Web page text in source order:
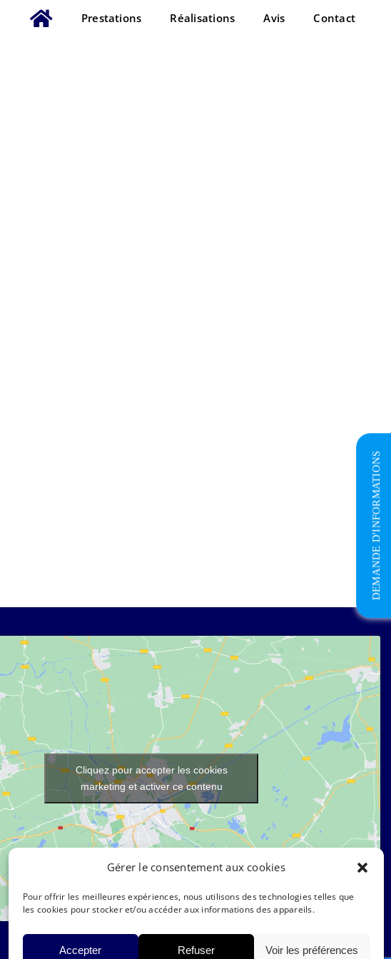
Gérer le consentement aux cookies
Pour offrir les meilleures expériences, nous utilisons des technologies telles que
les cookies pour stocker et/ou accéder aux informations des appareils.
Accepter Refuser Voir les préférences
Prestations Réalisations Avis Contact
Cliquez pour accepter les cookies
marketing et activer ce contenu
DEMANDE D'INFORMATIONS